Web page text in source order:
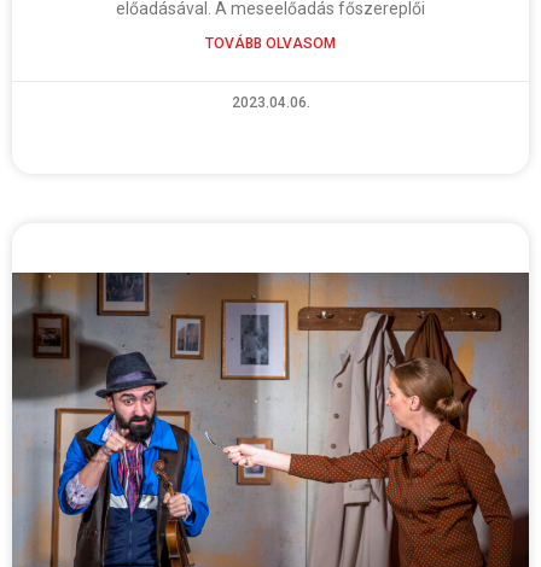
előadásával. A meseelőadás főszereplői
TOVÁBB OLVASOM
2023.04.06.